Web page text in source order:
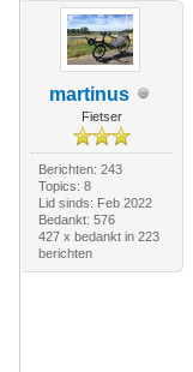
martinus
Fietser
Berichten: 243
Topics: 8
Lid sinds: Feb 2022
Bedankt: 576
427 x bedankt in 223
berichten